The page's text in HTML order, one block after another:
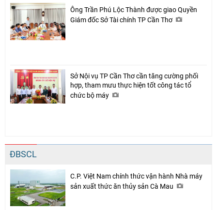
Ông Trần Phú Lộc Thành được giao Quyền
Giám đốc Sở Tài chính TP Cần Thơ
Sở Nội vụ TP Cần Thơ cần tăng cường phối
hợp, tham mưu thực hiện tốt công tác tổ
chức bộ máy
ĐBSCL
C.P. Việt Nam chính thức vận hành Nhà máy
sản xuất thức ăn thủy sản Cà Mau